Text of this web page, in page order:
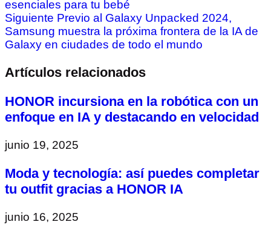
esenciales para tu bebé
Siguiente Previo al Galaxy Unpacked 2024,
Samsung muestra la próxima frontera de la IA de
Galaxy en ciudades de todo el mundo
Artículos relacionados
HONOR incursiona en la robótica con un
enfoque en IA y destacando en velocidad
junio 19, 2025
Moda y tecnología: así puedes completar
tu outfit gracias a HONOR IA
junio 16, 2025